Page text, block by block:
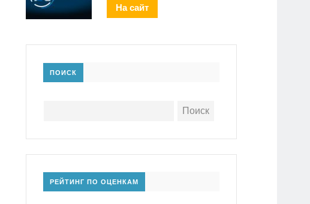
На сайт
ПОИСК
РЕЙТИНГ ПО ОЦЕНКАМ